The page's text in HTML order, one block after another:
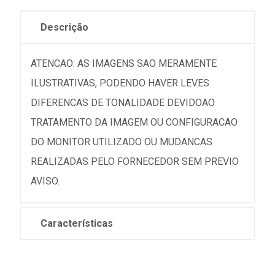
Descrição
ATENCAO: AS IMAGENS SAO MERAMENTE
ILUSTRATIVAS, PODENDO HAVER LEVES
DIFERENCAS DE TONALIDADE DEVIDOAO
TRATAMENTO DA IMAGEM OU CONFIGURACAO
DO MONITOR UTILIZADO OU MUDANCAS
REALIZADAS PELO FORNECEDOR SEM PREVIO
AVISO.
Características